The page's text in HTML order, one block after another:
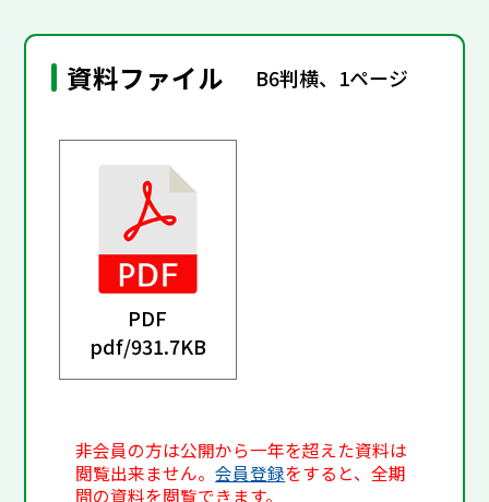
資料ファイル B6判横、1ページ
PDF
pdf/931.7KB
非会員の方は公開から一年を超えた資料は
閲覧出来ません。会員登録をすると、全期
間の資料を閲覧できます。